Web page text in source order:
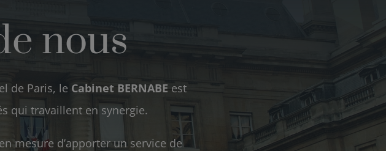
nous
de Paris, le Cabinet BERNABE est
qui travaillent en synergie.
mesure d’apporter un service de